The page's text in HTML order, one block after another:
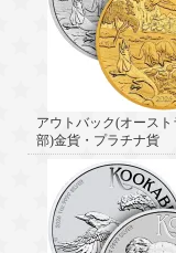
アウトバック(オース
部)金貨・プラチナ貨